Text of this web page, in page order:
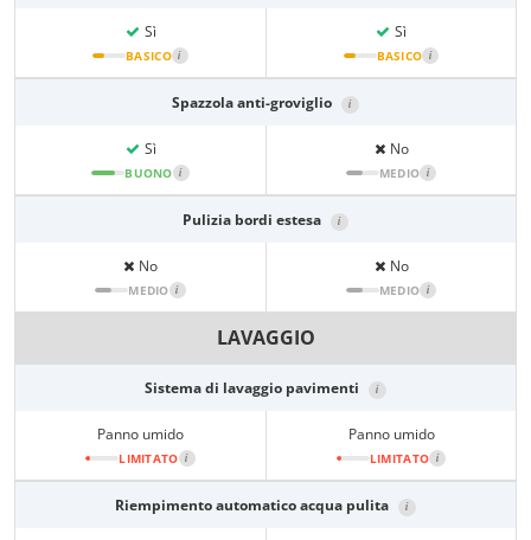
Sì
BASICO i
Sì
BASICO i
Spazzola anti-groviglio i
Sì
BUONO i
No
MEDIO i
Pulizia bordi estesa i
No
MEDIO i
No
MEDIO i
LAVAGGIO
Sistema di lavaggio pavimenti i
Panno umido
LIMITATO i
Panno umido
LIMITATO i
Riempimento automatico acqua pulita i